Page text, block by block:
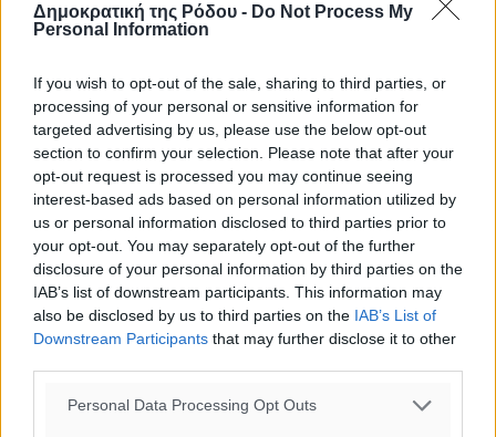
Δημοκρατική της Ρόδου - Do Not Process My
Personal Information
If you wish to opt-out of the sale, sharing to third parties, or
processing of your personal or sensitive information for
targeted advertising by us, please use the below opt-out
section to confirm your selection. Please note that after your
opt-out request is processed you may continue seeing
interest-based ads based on personal information utilized by
us or personal information disclosed to third parties prior to
your opt-out. You may separately opt-out of the further
disclosure of your personal information by third parties on the
IAB’s list of downstream participants. This information may
also be disclosed by us to third parties on the IAB’s List of
Downstream Participants that may further disclose it to other
Personal Data Processing Opt Outs